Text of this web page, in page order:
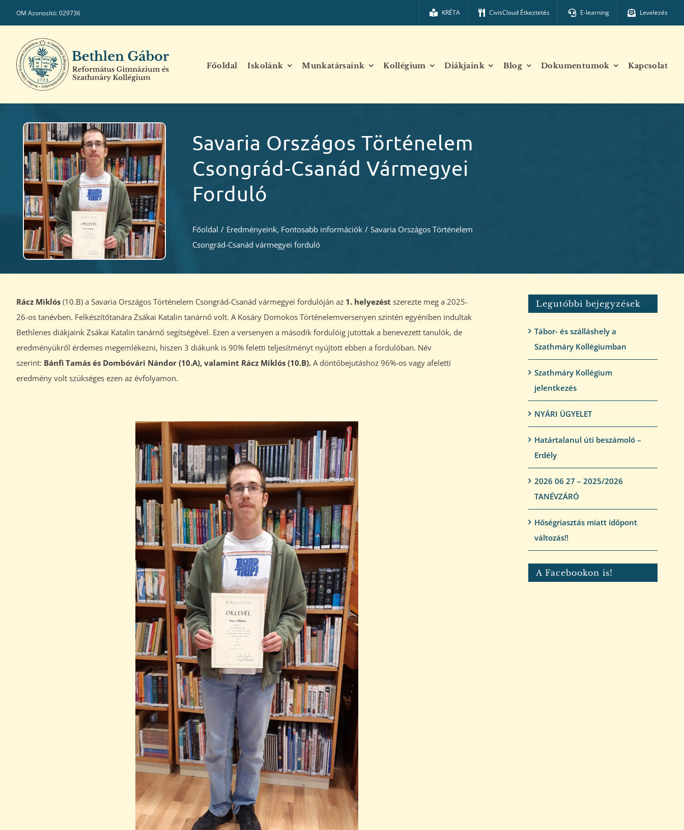
OM Azonosító: 029736 KRÉTA CivisCloud Étkeztetés E-learning Levelezés
Főoldal Iskolánk Munkatársaink Kollégium Diákjaink Blog Dokumentumok Kapcsolat
Savaria Országos Történelem
Csongrád-Csanád Vármegyei
Forduló
Főoldal / Eredményeink, Fontosabb információk / Savaria Országos Történelem
Csongrád-Csanád vármegyei forduló
Rácz Miklós(10.B) a Savaria Országos Történelem Csongrád-Csanád vármegyei fordulóján az 1. helyezést szerezte meg a 2025-
26-os tanévben. Felkészítőtanára Zsákai Katalin tanárnő volt. A Kosáry Domokos Történelemversenyen szintén egyéniben indultak
Bethlenes diákjaink Zsákai Katalin tanárnő segítségével. Ezen a versenyen a második fordulóig jutottak a benevezett tanulók, de
eredményükről érdemes megemlékezni, hiszen 3 diákunk is 90% feletti teljesítményt nyújtott ebben a fordulóban. Név
szerint: Bánfi Tamás és Dombóvári Nándor (10.A), valamint Rácz Miklós (10.B).A döntőbejutáshoz 96%-os vagy afeletti
eredmény volt szükséges ezen az évfolyamon.
Legutóbbi bejegyzések
Tábor- és szálláshely a
Szathmáry Kollégiumban
Szathmáry Kollégium
jelentkezés
NYÁRI ÜGYELET
Határtalanul úti beszámoló –
Erdély
2026 06 27 – 2025/2026
TANÉVZÁRÓ
Hőségriasztás miatt időpont
változás!!
A Facebookon is!